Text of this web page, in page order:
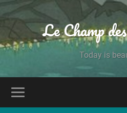
Le Champ
Today is